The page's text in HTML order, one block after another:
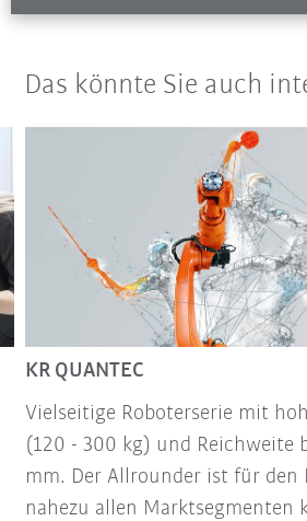
Das könnte Sie auch
KR QUANTEC
Vielseitige Roboterserie mit
(120 - 300 kg) und Reichweite
mm. Der Allrounder ist für den
nahezu allen Marktsegmenten